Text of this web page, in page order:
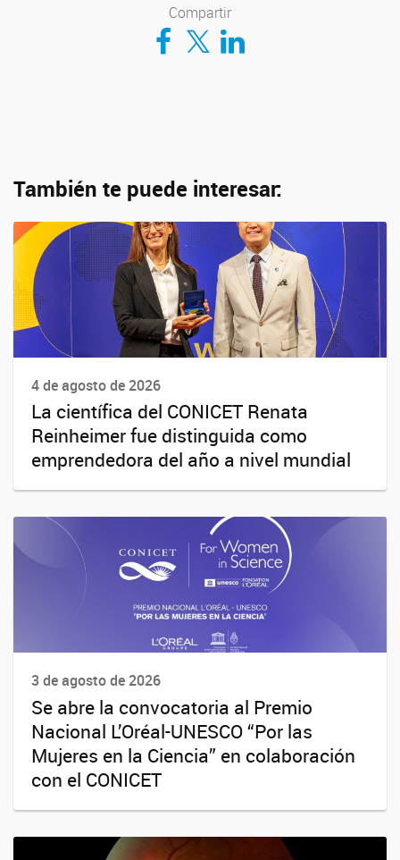
Compartir
Compartir en Facebook
Compartir en TwitterCompartir en LinkedIn
También te puede interesar:
4 de agosto de 2026
La científica del CONICET Renata
Reinheimer fue distinguida como
emprendedora del año a nivel mundial
3 de agosto de 2026
Se abre la convocatoria al Premio
Nacional L’Oréal-UNESCO “Por las
Mujeres en la Ciencia” en colaboración
con el CONICET